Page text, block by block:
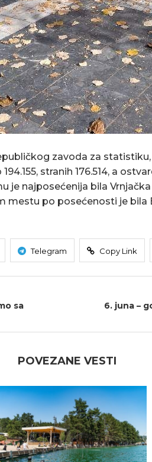
zavoda za
stranih 176.514, a
je najposećenija bila
mestu po posećenosti je bila
Telegram Copy Link
sa
6. juna –
POVEZANE VESTI